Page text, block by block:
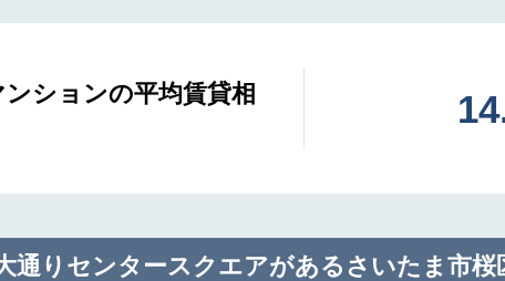
ションの平均賃貸相
通りセンタースクエアがあるさいたま市